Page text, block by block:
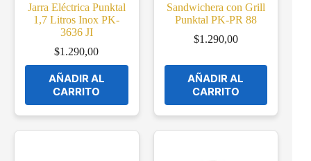
Jarra Eléctrica Punktal
1,7 Litros Inox PK-
3636 JI
$1.290,00
AÑADIR AL
CARRITO
Sandwichera con Grill
Punktal PK-PR 88
$1.290,00
AÑADIR AL
CARRITO